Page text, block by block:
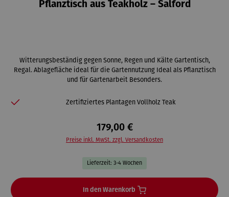
Pflanztisch aus Teakholz – Salford
Witterungsbeständig gegen Sonne, Regen und Kälte Gartentisch,
Regal. Ablagefläche ideal für die Gartennutzung Ideal als Pflanztisch
und für Gartenarbeit Besonders.
Zertifiziertes Plantagen Vollholz Teak
179,00 €
Preise inkl. MwSt. zzgl. Versandkosten
Lieferzeit: 3-4 Wochen
In den Warenkorb